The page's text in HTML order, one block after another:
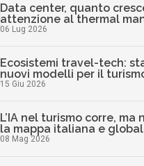
Data center, quanto
attenzione al thermal
06 Lug 2026
Ecosistemi travel-tech:
nuovi modelli per il
15 Giu 2026
L’IA nel turismo corre, ma
la mappa italiana e
08 Mag 2026